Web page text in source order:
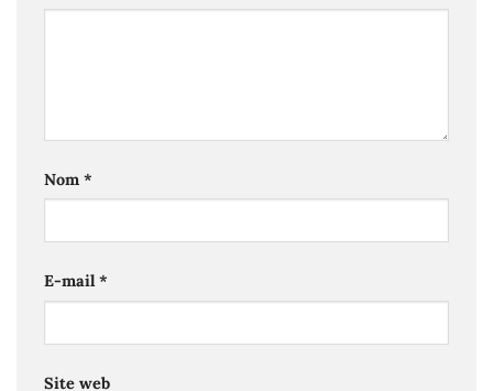
Nom *
E-mail*
Site web